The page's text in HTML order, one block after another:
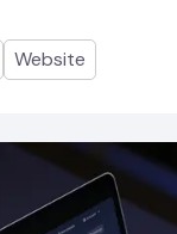
Website